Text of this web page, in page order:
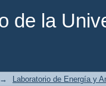
de la
→ Laboratorio de Energía y